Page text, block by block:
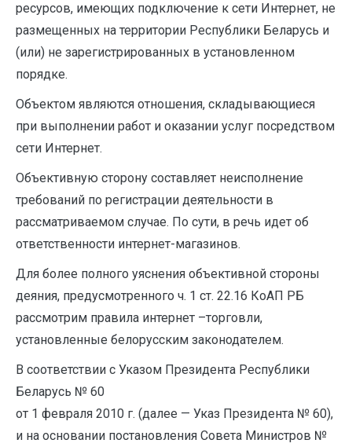
ресурсов, имеющих подключение к сети Интернет, не
размещенных на территории Республики Беларусь и
(или) не зарегистрированных в установленном
порядке.
Объектом являются отношения, складывающиеся
при выполнении работ и оказании услуг посредством
сети Интернет.
Объективную сторону составляет неисполнение
требований по регистрации деятельности в
рассматриваемом случае. По сути, в речь идет об
ответственности интернет-магазинов.
Для более полного уяснения объективной стороны
деяния, предусмотренного ч. 1 ст. 22.16 КоАП РБ
рассмотрим правила интернет –торговли,
установленные белорусским законодателем.
В соответствии с Указом Президента Республики
Беларусь № 60
от 1 февраля 2010 г. (далее — Указ Президента № 60),
и на основании постановления Совета Министров №